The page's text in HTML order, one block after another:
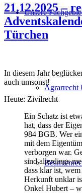
Unsere
Agrarrecht
21.12.2025 –
Türchen
In diesem Jahr
auch umsonst!
Heute: Zivilrecht
Ein Schatz ist
hat, dass der
984 BGB. Wer
mit dem
verborgen war.
sind allerdings
dass klar ist,
Herkunft unklar
Onkel Hubert –